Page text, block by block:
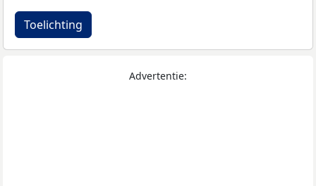
Toelichting
Advertentie: